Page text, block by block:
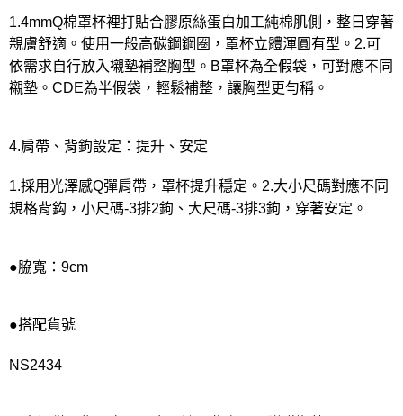
1.4mmQ棉罩杯裡打貼合膠原絲蛋白加工純棉肌側，整日穿著
親膚舒適。使用一般高碳鋼鋼圈，罩杯立體渾圓有型。2.可
依需求自行放入襯墊補整胸型。B罩杯為全假袋，可對應不同
襯墊。CDE為半假袋，輕鬆補整，讓胸型更勻稱。
4.肩帶、背鉤設定：提升、安定
1.採用光澤感Q彈肩帶，罩杯提升穩定。2.大小尺碼對應不同
規格背鈎，小尺碼-3排2鉤、大尺碼-3排3鉤，穿著安定。
●脇寬：9cm
●搭配貨號
NS2434